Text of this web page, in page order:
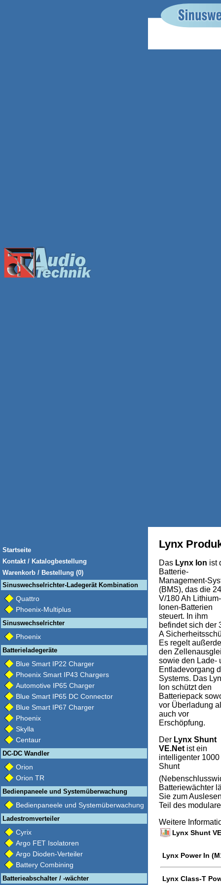
Startseite
Kontakt / Katalogbestellung
Warenkorb / Bestellung (0)
Sinuswechselrichter-Ladegerät Kombination
Quattro
Phoenix-Multiplus
Sinuswechselrichter
Phoenix
Batterieladegeräte
Blue Smart IP22 Charger
Phoenix Smart IP43 Chargers
Automotive IP65 Charger
Blue Smart IP65 DC Connector
Blue Smart IP67 Charger
Phoenix
Skylla
Centaur
DC-DC Wandler
Orion
Orion TR
Bedienpaneele und Systemüberwachung
Bedienpaneele und Systemüberwachung
Ladestromverteiler
Cyrix
Argo FET Isolatoren
Argo Dioden-Verteiler
Battery Combining
Batterieabschalter / -wächter
Lynx
Das Lynx Ion ist
Batterie-
Management-
(BMS), das die 24
V/180 Ah Lithium-
Ionen-Batterien
steuert. In ihm
befindet sich der
A
Es regelt
den
sowie den Lade-
Entladevorgang
Systems. Das
Ion schützt den
Batteriepack
vor Überladung
auch vor
Erschöpfung.
Der Lynx Shunt
VE.Net ist ein
intelligenter 1000
Shunt
Batteriewächter
Sie zum
Teil des
Weitere
Lynx Shunt
Lynx Power In
Lynx Class-T